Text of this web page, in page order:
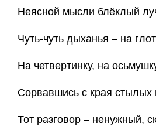
Неясной мысли блёклый
Чуть-чуть дыханья – на
На четвертинку, на
Сорвавшись с края стылых
Тот разговор – ненужный,